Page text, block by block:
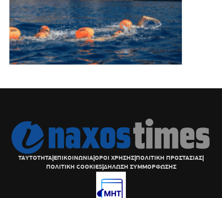
ΤΑΥΤΟΤΗΤΑ|ΕΠΙΚΟΙΝΩΝΙΑ|ΟΡΟΙ ΧΡΗΣΗΣ|ΠΟΛΙΤΙΚΗ ΠΡΟΣΤΑΣΙΑΣ|
ΠΟΛΙΤΙΚΗ COOKIES|ΔΗΛΩΣΗ ΣΥΜΜΟΡΦΩΣΗΣ